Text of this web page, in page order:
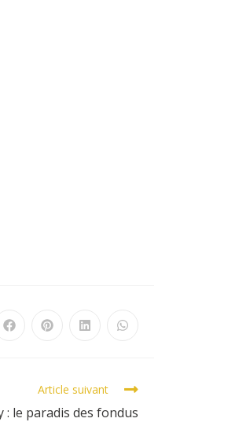
Article suivant
: le paradis des fondus